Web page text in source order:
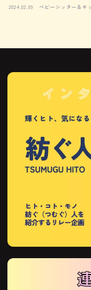
2024.02.09
ベビーシッター＆キ